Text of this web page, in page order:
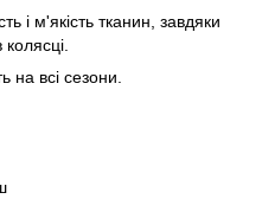
і м'якість тканин, завдяки
на всі сезони.